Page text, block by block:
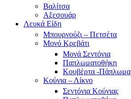
Βαλίτσα
Αξεσουάρ
Λευκά Είδη
Μπουρνούζι – Πετσέτα
Μονό Κρεβάτι
Μονά Σεντόνια
Παπλωματοθήκη
Κουβέρτα -Πάπλωμα
Κούνια – Λίκνο
Σεντόνια Κούνιας